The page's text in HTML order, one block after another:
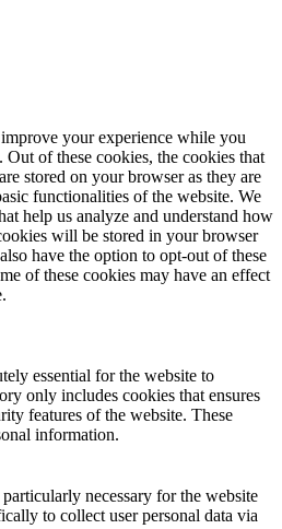
your experience while you
of these cookies, the cookies that
stored on your browser as they are
functionalities of the website. We
help us analyze and understand how
will be stored in your browser
have the option to opt-out of these
of these cookies may have an effect
essential for the website to
only includes cookies that ensures
features of the website. These
information.
necessary for the website
to collect user personal data via